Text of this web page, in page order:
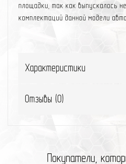
площадки, так как выпускалось
комплектаций данной модели
Характеристики
Отзывы (0)
Покупатели,